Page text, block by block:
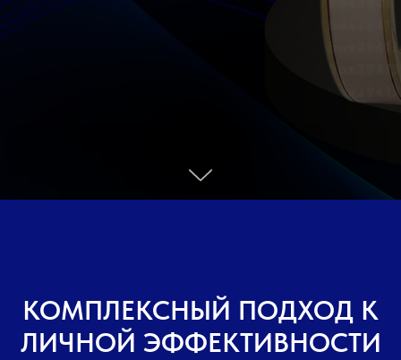
КОМПЛЕКСНЫЙ ПОДХОД К
ЛИЧНОЙ ЭФФЕКТИВНОСТИ